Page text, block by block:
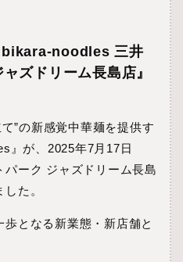
noodles 三井
ズドリーム長島店』
”の新感覚中華麺を提供す
』が、2025年7月17日
パーク ジャズドリーム長島
た。
となる新業態・新店舗と